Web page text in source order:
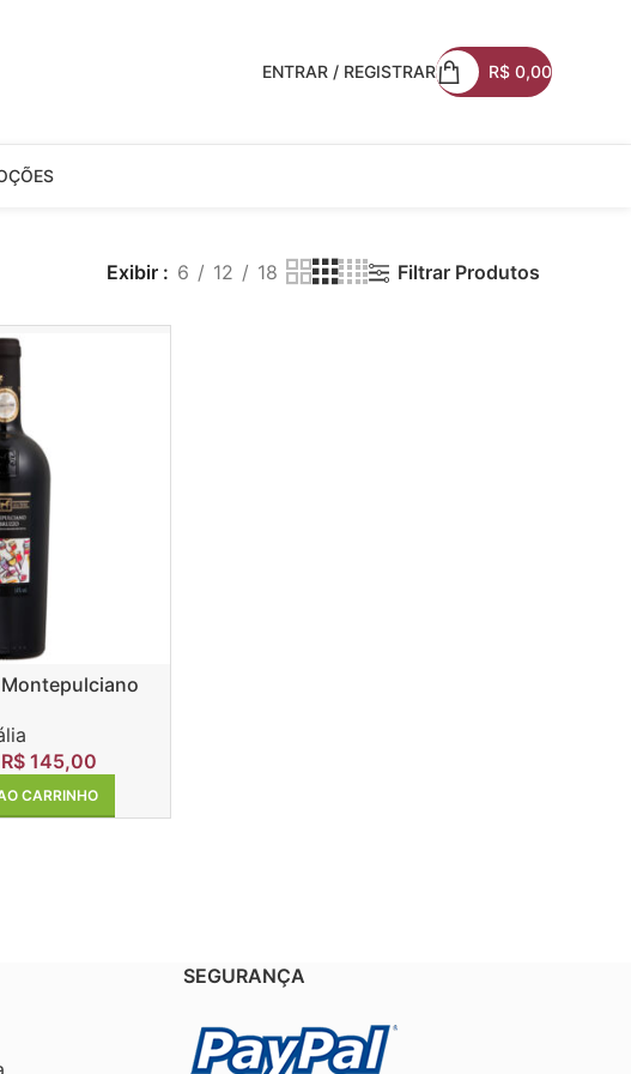
ENTRAR / REGISTRAR R$ 0,00
Exibir 6 12 18 Filtrar Produtos
R$ 145,00
CARRINHO
SEGURANÇA